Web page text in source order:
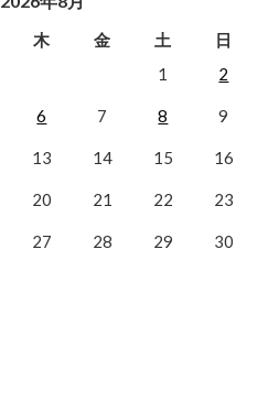
木 金 土
日
1
2
6 7 8 9
13 14 15 16
20 21 22 23
27 28 29 30